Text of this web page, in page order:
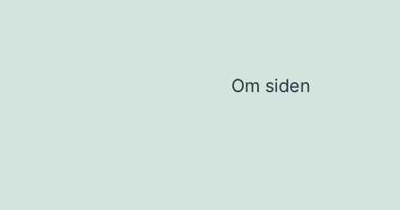
Om siden